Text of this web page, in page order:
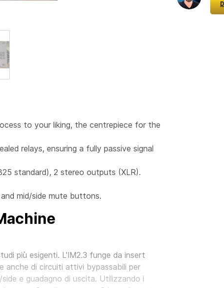
to your liking, the centrepiece for the
relays, ensuring a fully passive signal
standard), 2 stereo outputs (XLR).
mid/side mute buttons.
più esigenti. L'IM2.3 funge da insert
anche di circuiti attivi bypassabili per
e guadagno di uscita. Utilizzando i